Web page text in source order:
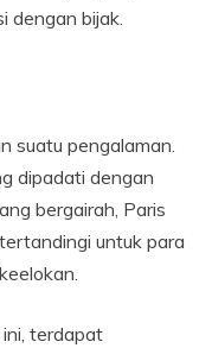
dengan bijak.
suatu pengalaman.
dipadati dengan
bergairah, Paris
untuk para
terdapat